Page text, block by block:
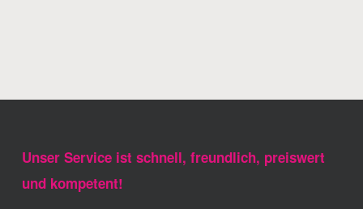
Unser Service ist schnell, freundlich, preiswert
und kompetent!